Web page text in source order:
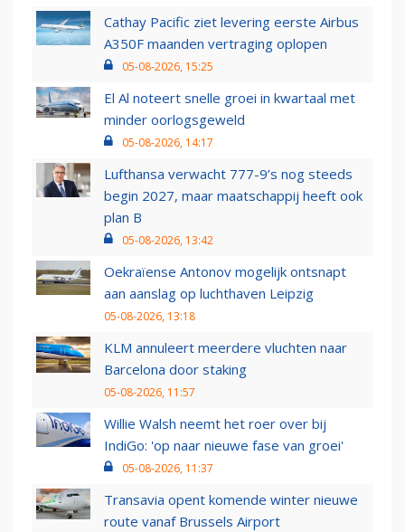
Cathay Pacific ziet levering eerste Airbus
A350F maanden vertraging oplopen
05-08-2026, 15:25
El Al noteert snelle groei in kwartaal met
minder oorlogsgeweld
05-08-2026, 14:17
Lufthansa verwacht 777-9’s nog steeds
begin 2027, maar maatschappij heeft ook
plan B
05-08-2026, 13:42
Oekraïense Antonov mogelijk ontsnapt
aan aanslag op luchthaven Leipzig
05-08-2026, 13:18
KLM annuleert meerdere vluchten naar
Barcelona door staking
05-08-2026, 11:57
Willie Walsh neemt het roer over bij
IndiGo: 'op naar nieuwe fase van groei'
05-08-2026, 11:37
Transavia opent komende winter nieuwe
route vanaf Brussels Airport